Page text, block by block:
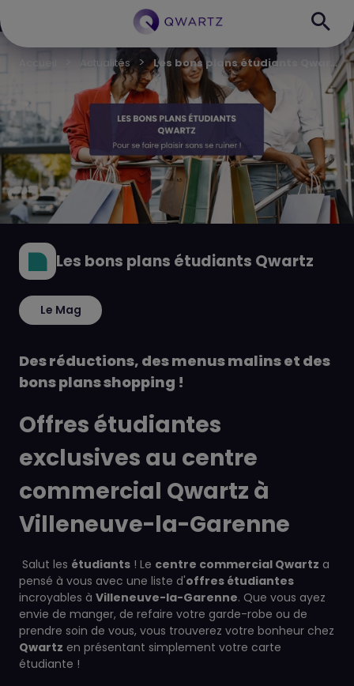
Accueil Actualités L
es bons plans étudiants Qwartz
Les bons plans étudiants Qwartz
Le Mag
Des réductions, des menus malins et des
bons plans shopping !
Offres étudiantes
exclusives au centre
commercial Qwartz à
Villeneuve-la-Garenne
Salut les étudiants ! Le centre commercial Qwartz a
pensé à vous avec une liste d'offres étudiantes
incroyables à Villeneuve-la-Garenne. Que vous ayez
envie de manger, de refaire votre garde-robe ou de
prendre soin de vous, vous trouverez votre bonheur chez
Qwartz en présentant simplement votre carte
étudiante !